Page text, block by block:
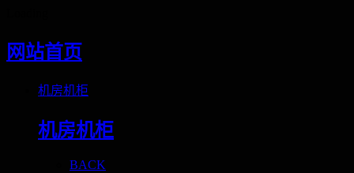
网站首页
机房机柜
机房机柜
BACK